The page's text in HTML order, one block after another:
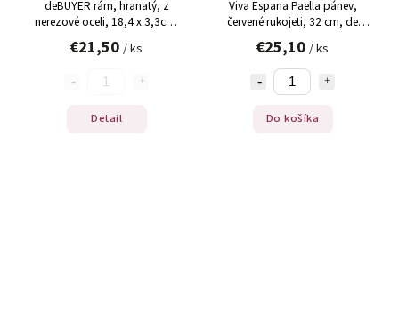
deBUYER rám, hranatý, z
nerezové oceli, 18,4 x 3,3cm,
€21,50 / ks
Detail
Viva Espana Paella pánev,
červené rukojeti, 32 cm, de
€25,10 / ks
Do košíka